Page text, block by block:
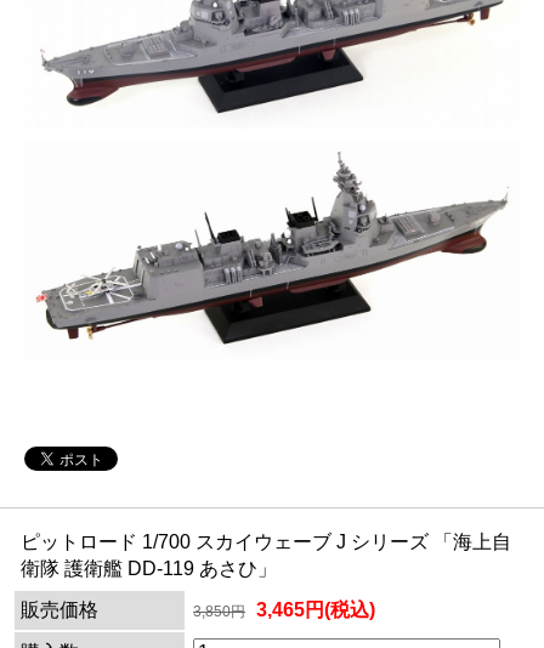
ピットロード 1/700 スカイウェーブ J シリーズ 「海上自
衛隊 護衛艦 DD-119 あさひ」
販売価格
3,850円 3,465円(税込)